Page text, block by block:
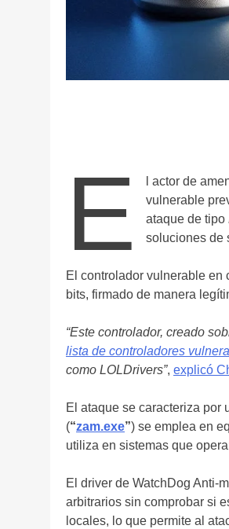
E l actor de
vulnerable
ataque de tipo
soluciones de
El controlador vulnerable en
bits, firmado de manera
“Este controlador, creado
lista de controladores
como LOLDrivers”, explicó
El ataque se caracteriza por
(“zam.exe”) se emplea en
utiliza en sistemas que
El driver de WatchDog Anti-
arbitrarios sin comprobar si
locales, lo que permite al